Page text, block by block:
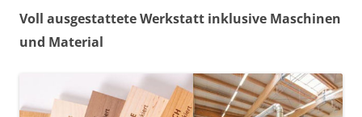
Voll ausgestattete Werkstatt inklusive Maschinen
und Material